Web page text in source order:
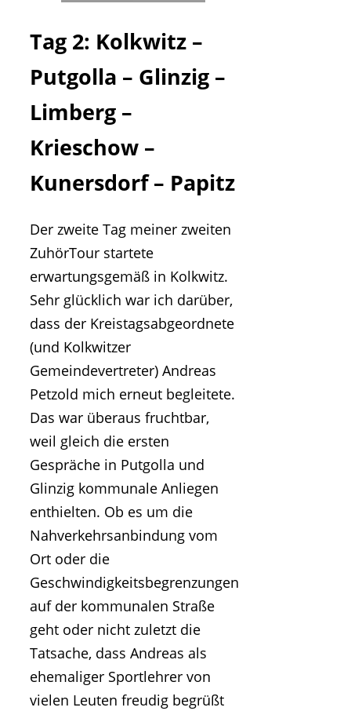
Tag 2: Kolkwitz –
Putgolla – Glinzig –
Limberg –
Krieschow –
Kunersdorf – Papitz
Der zweite Tag meiner zweiten
ZuhörTour startete
erwartungsgemäß in Kolkwitz.
Sehr glücklich war ich darüber,
dass der Kreistagsabgeordnete
(und Kolkwitzer
Gemeindevertreter) Andreas
Petzold mich erneut begleitete.
Das war überaus fruchtbar,
weil gleich die ersten
Gespräche in Putgolla und
Glinzig kommunale Anliegen
enthielten. Ob es um die
Nahverkehrsanbindung vom
Ort oder die
Geschwindigkeitsbegrenzungen
auf der kommunalen Straße
geht oder nicht zuletzt die
Tatsache, dass Andreas als
ehemaliger Sportlehrer von
vielen Leuten freudig begrüßt